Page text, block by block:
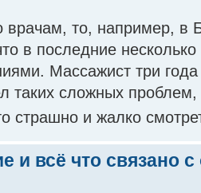
врачам, то, например, в
в последние
Массажист три
таких сложных
страшно и жалко
и всё что связано